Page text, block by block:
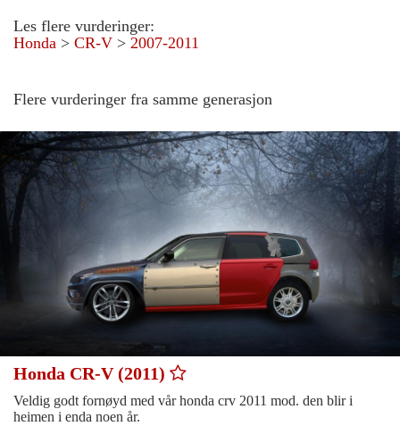
Les flere vurderinger:
Honda > CR-V > 2007-2011
Flere vurderinger fra samme generasjon
Honda CR-V (2011)
Veldig godt fornøyd med vår honda crv 2011 mod. den blir i
heimen i enda noen år.